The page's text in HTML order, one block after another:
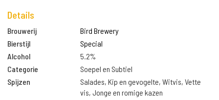
Details
Brouwerij
Bird Brewery
Bierstijl
Special
Alcohol
5.2%
Categorie
Soepel en Subtiel
Spijzen
Salades, Kip en gevogelte, Witvis, Vette
vis, Jonge en romige kazen